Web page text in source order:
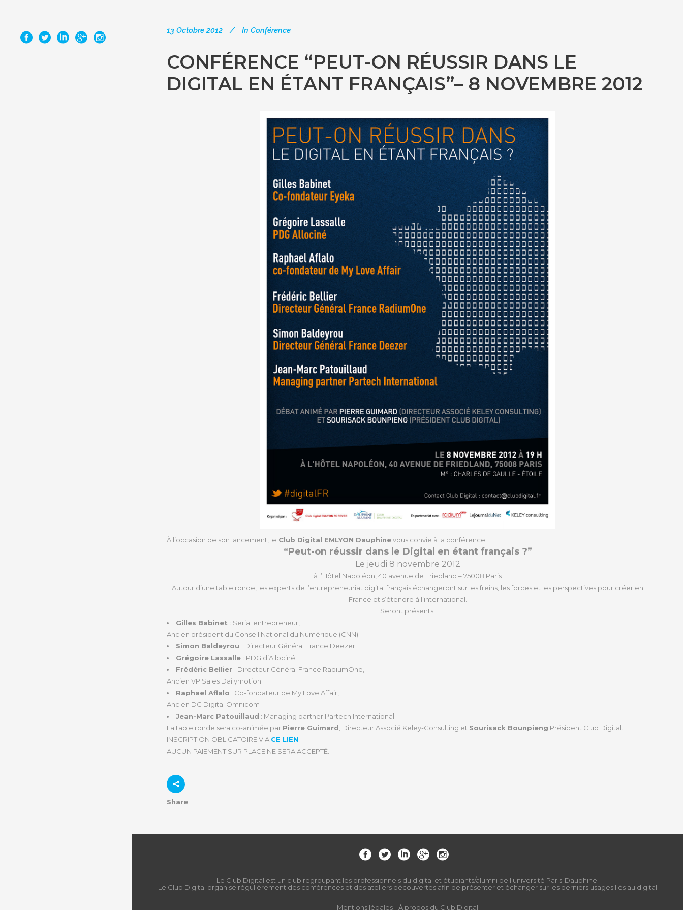
13 Octobre 2012 In Conférence
CONFÉRENCE “PEUT-ON RÉUSSIR DANS LE
DIGITAL EN ÉTANT FRANÇAIS”– 8 NOVEMBRE 2012
À l’occasion de son lancement, le Club Digital EMLYON Dauphinevous convie à la conférence
“Peut-on réussir dans le Digital en étant français ?”
Le jeudi 8 novembre 2012
à l’Hôtel Napoléon, 40 avenue de Friedland – 75008 Paris
Autour d’une table ronde, les experts de l’entrepreneuriat digital français échangeront sur les freins, les forces et les perspectives pour créer en
France et s’étendre à l’international.
Seront présents:
Gilles Babinet : Serial entrepreneur,
Ancien président du Conseil National du Numérique (CNN)
Simon Baldeyrou : Directeur Général France Deezer
Grégoire Lassalle : PDG d’Allociné
Frédéric Bellier : Directeur Général France RadiumOne,
Ancien VP Sales Dailymotion
Raphael Aflalo : Co-fondateur de My Love Affair,
Ancien DG Digital Omnicom
Jean-Marc Patouillaud : Managing partner Partech International
La table ronde sera co-animée par Pierre Guimard , Directeur Associé Keley-Consulting et Sourisack Bounpieng Président Club Digital.
INSCRIPTION OBLIGATOIRE VIA CE LIEN
AUCUN PAIEMENT SUR PLACE NE SERA ACCEPTÉ.
Share
Le Club Digital est un club regroupant les professionnels du digital et étudiants/alumni de l'université Paris-Dauphine.
Le Club Digital organise régulièrement des conférences et des ateliers découvertes afin de présenter et échanger sur les derniers usages liés au digital
Mentions légales - À propos du Club Digital